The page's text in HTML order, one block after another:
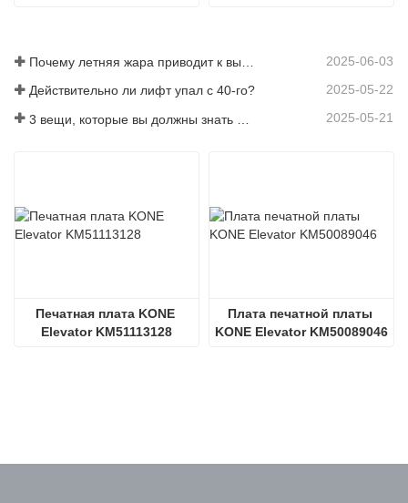
2025-06-03
Действительно ли лифт упал с 40-го? 2025-05-22
2025-05-21
Печатная плата KONE
Elevator KM51113128
Плата печатной платы
KONE Elevator KM50089046